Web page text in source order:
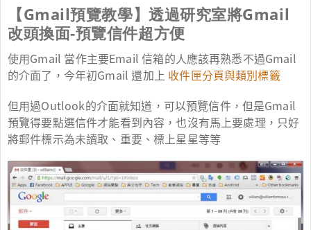
【Gmail預覽教學】透過研究室將Gmail
改頭換面-預覽信件超方便
使用Gmail 當作主要Email 信箱的人應該再熟悉不過Gmail
的介面了，今年初Gmail 還加上 收件匣分頁與類別標籤
但用過Outlook的介面就知道，可以預覽信件，但是Gmail
預覽得要點選信件才能看到內容，也沒有馬上要處理，只好
將郵件標示為未讀取、重要、標上星星等等